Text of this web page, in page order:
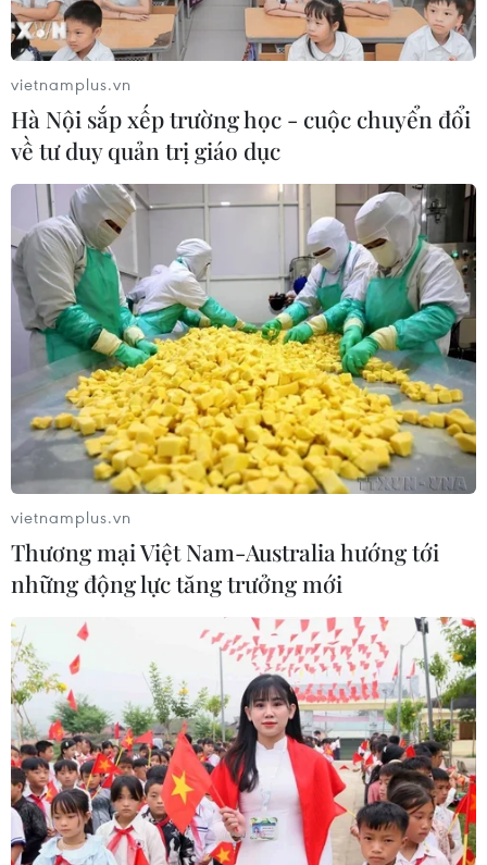
nay, cuối tuần chuyển nắng nóng
07/08/2026 04:41
Xuất hiện áp thấp nhiệt đới trên khu
vực vịnh Bắc Bộ
07/08/2026 03:54
Lào Cai khẩn trương tìm kiếm 2
người mất tích do mưa lũ
07/08/2026 03:04
Khẩn trương phân luồng giao thông
sau vụ sạt lở trên tuyến ĐT161 ở Lào
Thời tiết ngày 7/8: Bắc Bộ và Bắc
Trung Bộ giảm mưa về đêm, cục bộ
có mưa to
06/08/2026 23:15
Kế hoạch hành động phòng, chống
bão, lũ, thiên tai cực đoan và biến đổi
khí hậu
06/08/2026 23:00
vietnamplus.vn
Hà Nội sắp xếp trường học - cuộc chuyển đổi
về tư duy quản trị giáo dục
vietnamplus.vn
Thương mại Việt Nam-Australia hướng tới
những động lực tăng trưởng mới